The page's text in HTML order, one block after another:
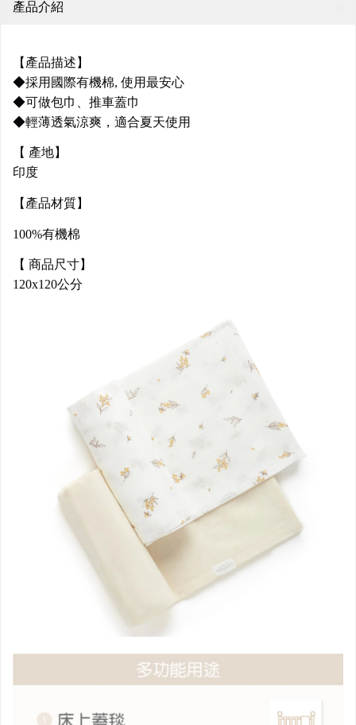
產品介紹
【產品描述】
◆採用國際有機棉, 使用最安心
◆可做包巾、推車蓋巾
◆輕薄透氣涼爽，適合夏天使用
【 產地】
印度
【產品材質】
100%有機棉
【 商品尺寸】
120x120公分